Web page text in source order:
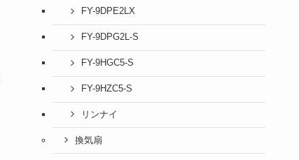
FY-9DPE2LX
FY-9DPG2L-S
FY-9HGC5-S
FY-9HZC5-S
リンナイ
換気扇